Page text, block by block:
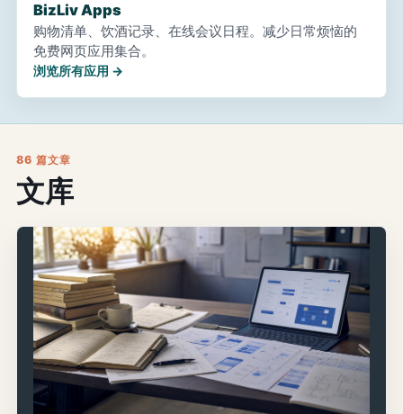
BizLiv Apps
购物清单、饮酒记录、在线会议日程。减少日常烦恼的
免费网页应用集合。
浏览所有应用 →
86 篇文章
文库